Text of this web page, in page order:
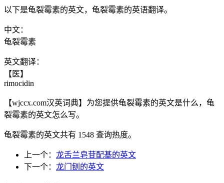
以下是龟裂霉素的英文，龟裂霉素的英语翻译。
中文：
龟裂霉素
英文翻译：
【医】
rimocidin
【wjccx.com汉英词典】为您提供龟裂霉素的英文是什么，龟
裂霉素的英文怎么写。
龟裂霉素的英文共有 1548 查询热度。
上一个： 龙舌兰皂苷配基的英文
下一个： 龙门刨的英文